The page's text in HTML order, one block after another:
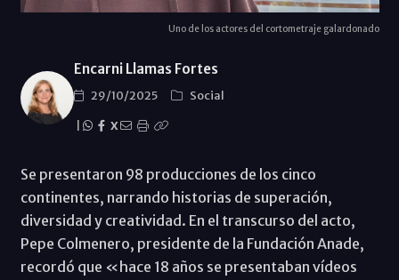
Uno de los actores del cortometraje galardonado
Encarni Llamas Fortes
29/10/2025
Social
X
Se presentaron 98 producciones de los cinco
continentes, narrando historias de superación,
diversidad y creatividad. En el transcurso del acto,
Pepe Colmenero, presidente de la Fundación Anade,
recordó que «hace 18 años se presentaban vídeos